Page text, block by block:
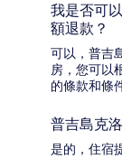
我是否可
額退款？
可以，普吉
房，您可以
的條款和條
普吉島克
是的，住宿